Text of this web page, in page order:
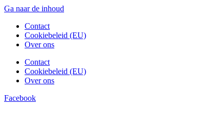
Ga naar de inhoud
Contact
Cookiebeleid (EU)
Over ons
Contact
Cookiebeleid (EU)
Over ons
Facebook